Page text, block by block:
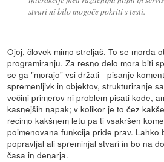
stvari ni bilo mogoče pokriti s testi.
Ojoj, človek mimo streljaš. To se morda
programiranju. Za resno delo mora biti
se ga "morajo" vsi držati - pisanje
spremenljivk in objektov, strukturiranje
večini primerov ni problem pisati kode,
kasnejših napak; v kolikor je to čez
recimo kakšnem letu pa ti vsakršen
poimenovana funkcija pride prav. Lahko
popravljal ali spreminjal stvari in bo na
časa in denarja.